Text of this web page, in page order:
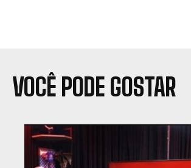
VOCÊ PODE GOSTAR